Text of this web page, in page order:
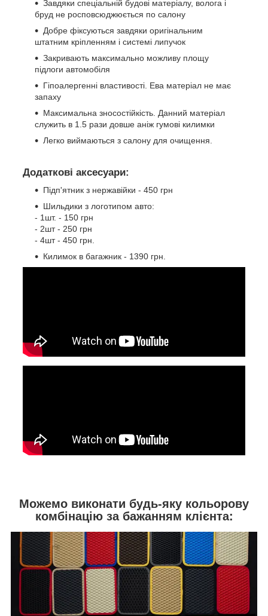
Завдяки спеціальній будові матеріалу, волога і
бруд не росповсюджюється по салону
Добре фіксуються завдяки оригінальним
штатним кріпленням і системі липучок
Закривають максимально можливу площу
підлоги автомобіля
Гіпоалергенні властивості. Ева матеріал не має
запаху
Максимальна зносостійкість. Данний матеріал
служить в 1.5 рази довше аніж гумові килимки
Легко виймаються з салону для очищення.
Додаткові аксесуари:
Підп'ятник з нержавійки - 450 грн
Шильдики з логотипом авто:
- 1шт. - 150 грн
- 2шт - 250 грн
- 4шт - 450 грн.
Килимок в багажник - 1390 грн.
Можемо виконати будь-яку кольорову
комбінацію за бажанням клієнта: